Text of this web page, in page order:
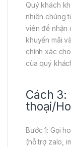
Quý khách
nhiên chúng
viên để nhận
khuyến mãi
chính xác
của quý
Cách
thoại/
Bước 1: Gọi
(hỗ trợ zalo,